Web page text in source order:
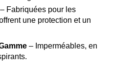
– Fabriquées pour les
une protection et un
– Imperméables, en